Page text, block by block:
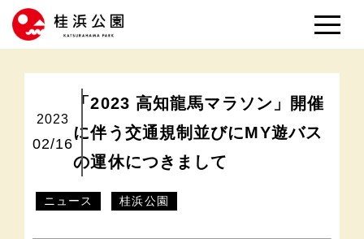
2023
02/16
「2023 高知龍馬マラソン」開催
に伴う交通規制並びにMY遊バス
の運休につきまして
ニュース 桂浜公園